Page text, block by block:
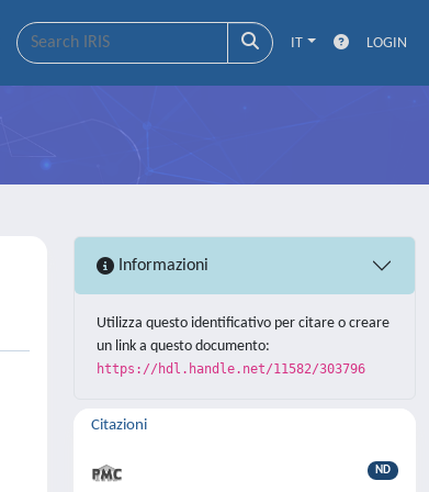
IT LOGIN
Informazioni
Utilizza questo identificativo per citare o creare
un link a questo documento:
https://hdl.handle.net/11582/303796
Citazioni
ND